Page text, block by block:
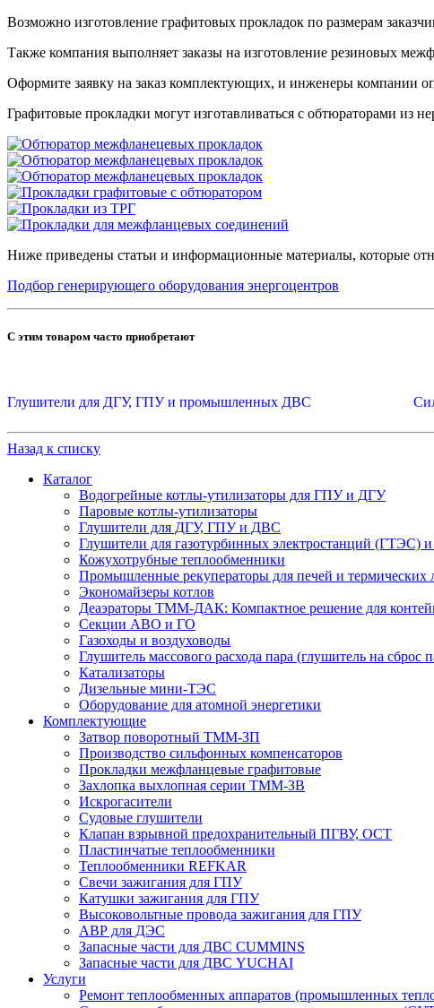
Возможно изготовление графитовых прокладок по размерам
Также компания выполняет заказы на изготовление резиновых
Оформите заявку на заказ комплектующих, и инженеры компании
Графитовые прокладки могут изготавливаться с обтюраторами из
Ниже приведены статьи и информационные материалы, которые
Подбор генерирующего оборудования энергоцентров
С этим товаром часто приобретают
Глушители для ДГУ, ГПУ и промышленных ДВС
Назад к списку
Каталог
Водогрейные котлы-утилизаторы для ГПУ и ДГУ
Паровые котлы-утилизаторы
Глушители для ДГУ, ГПУ и ДВС
Глушители для газотурбинных электростанций (ГТЭС)
Кожухотрубные теплообменники
Промышленные рекуператоры для печей и термических
Экономайзеры котлов
Деаэраторы ТММ-ДАК: Компактное решение для
Секции АВО и ГО
Газоходы и воздуховоды
Глушитель массового расхода пара (глушитель на сброс
Катализаторы
Дизельные мини-ТЭС
Оборудование для атомной энергетики
Комплектующие
Затвор поворотный ТММ-ЗП
Производство сильфонных компенсаторов
Прокладки межфланцевые графитовые
Захлопка выхлопная серии ТММ-ЗВ
Искрогасители
Судовые глушители
Клапан взрывной предохранительный ПГВУ, ОСТ
Пластинчатые теплообменники
Теплообменники REFKAR
Свечи зажигания для ГПУ
Катушки зажигания для ГПУ
Высоковольтные провода зажигания для ГПУ
АВР для ДЭС
Запасные части для ДВС CUMMINS
Запасные части для ДВС YUCHAI
Услуги
Ремонт теплообменных аппаратов (промышленных